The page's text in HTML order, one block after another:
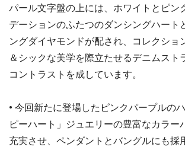
パール文字盤の上には、ホワイトとピン
デーションのふたつのダンシングハート
ングダイヤモンドが配され、コレクショ
＆シックな美学を際立たせるデニムスト
コントラストを成しています。
• 今回新たに登場したピンクパープルの
ピーハート」ジュエリーの豊富なカラー
充実させ、ペンダントとバングルにも採